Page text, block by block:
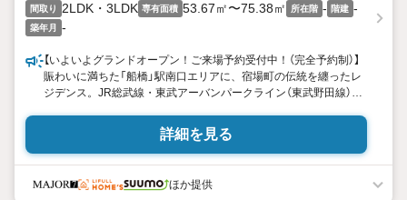
間取り 2LDK・3LDK 専有面積 53.67㎡〜75.38㎡ 所在階 - 階建 -
築年月 -
【いよいよグランドオープン！ご来場予約受付中！（完全予約制）】
賑わいに満ちた「船橋」駅南口エリアに、宿場町の伝統を纏ったレ
ジデンス。JR総武線・東武アーバンパークライン（東武野田線）
詳細を見る
ほか提供